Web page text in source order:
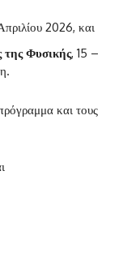
2026, και
της Φυσικής, 15 –
και τους